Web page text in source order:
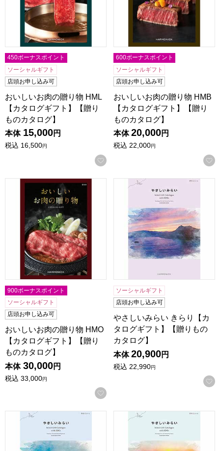
450ボーナスポイント
ソーシャルギフト
店頭お申し込み可
おいしいお肉の贈り物 HML
【カタログギフト】【贈り
ものカタログ】
本体 15,000円
税込 16,500円
お気に入りに登録する
600ボーナスポイント
ソーシャルギフト
店頭お申し込み可
おいしいお肉の贈り物 HMB
【カタログギフト】【贈り
ものカタログ】
本体 20,000円
税込 22,000円
おいしいお肉の贈り物 HMO【カタログギフト】【贈りもの
900ボーナスポイント
ソーシャルギフト
店頭お申し込み可
おいしいお肉の贈り物 HMO
【カタログギフト】【贈り
ものカタログ】
本体 30,000円
税込 33,000円
お気に入りに登録する
やさしいみらい きらり【カ
ソーシャルギフト
店頭お申し込み可
やさしいみらい きらり【カ
タログギフト】【贈りもの
カタログ】
本体 20,900円
税込 22,990円
やさしいみらい ゆらり【カタログギフト】【贈りものカタ
やさしいみらい すらり【カ